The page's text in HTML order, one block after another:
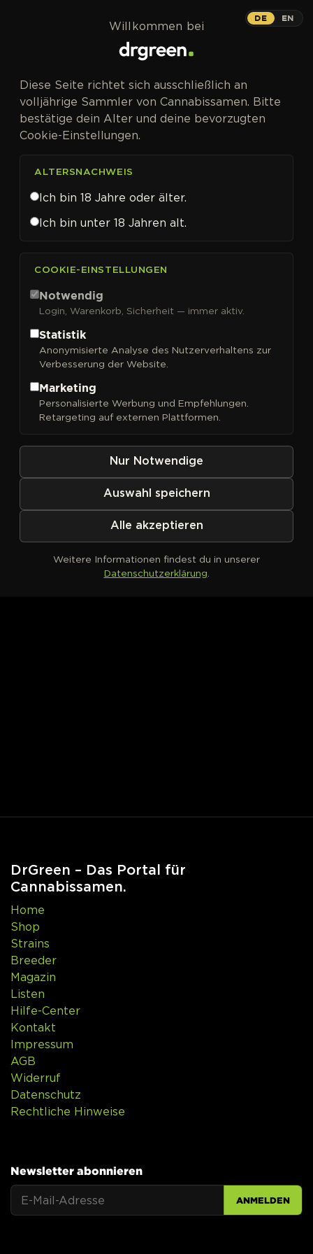
Vision Seeds
Sortieren nach
Kein Produkt definiert
DrGreen – Das Portal für
Cannabissamen.
Home
Shop
Strains
Breeder
Magazin
Listen
Hilfe-Center
Kontakt
Impressum
AGB
Widerruf
Datenschutz
Rechtliche Hinweise
Newsletter abonnieren
ANMELDEN
DE EN
Willkommen bei
Diese Seite richtet sich ausschließlich an
volljährige Sammler von Cannabissamen. Bitte
bestätige dein Alter und deine bevorzugten
Cookie-Einstellungen.
ALTERSNACHWEIS
Ich bin 18 Jahre oder älter.
Ich bin unter 18 Jahren alt.
COOKIE-EINSTELLUNGEN
Notwendig
Login, Warenkorb, Sicherheit — immer aktiv.
Statistik
Anonymisierte Analyse des Nutzerverhaltens zur
Verbesserung der Website.
Marketing
Personalisierte Werbung und Empfehlungen.
Retargeting auf externen Plattformen.
Nur Notwendige
Auswahl speichern
Alle akzeptieren
Weitere Informationen findest du in unserer
Datenschutzerklärung